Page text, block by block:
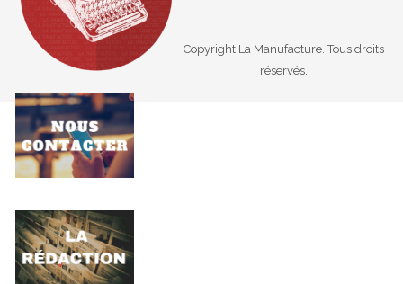
Copyright La Manufacture. Tous droits
réservés.